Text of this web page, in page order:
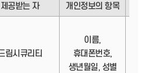
제공받는 자 개인정보의 항목
림시큐리티
이름,
휴대폰번호,
생년월일, 성별